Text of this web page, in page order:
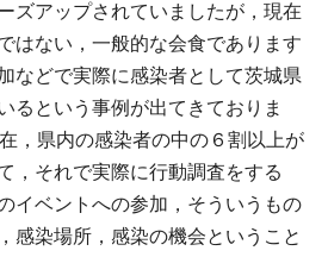
ズアップされていましたが，現在
はない，一般的な会食であります
などで実際に感染者として茨城県
るという事例が出てきておりま
，県内の感染者の中の６割以上が
，それで実際に行動調査をする
イベントへの参加，そういうもの
感染場所，感染の機会ということ